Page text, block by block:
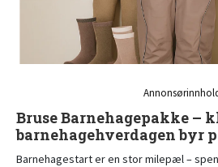
Bruse Barnehagepakke –
barnehagehverdagen byr
Barnehagestart er en stor milepæl –